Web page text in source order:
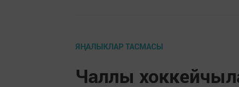
ЯҢАЛЫКЛАР ТАСМАСЫ
Чаллы